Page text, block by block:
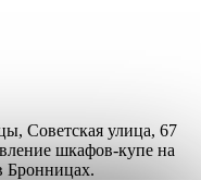
Советская улица, 67
шкафов-купе на
Бронницах.